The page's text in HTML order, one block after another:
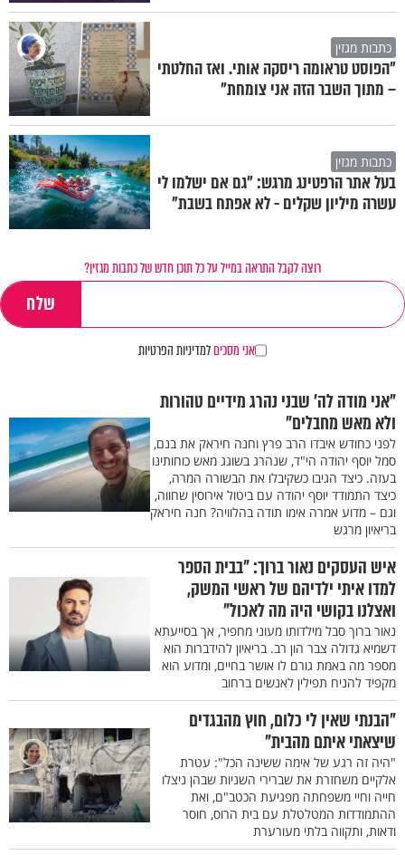
כתבות מגזין
"הפוסט טראומה ריסקה אותי. ואז החלטתי
– מתוך השבר הזה אני צומחת"
כתבות מגזין
בעל אתר הרפטינג מרגש: "גם אם ישלמו לי
עשרה מיליון שקלים - לא אפתח בשבת"
רוצה לקבל התראה במייל על כל תוכן חדש של כתבות מגזין?
אני מסכיםלמדיניות הפרטיות
"אני מודה לה' שבני נהרג מידיים טהורות
ולא מאש מחבלים"
לפני כחודש איבדו הרב פרץ וחנה חיראק את בנם,
סמל יוסף יהודה הי"ד, שנהרג בשוגג מאש כוחותינו
בעזה. כיצד הגיבו כשקיבלו את הבשורה המרה,
כיצד התמודד יוסף יהודה עם ביטול אירוסין שחווה,
וגם – מדוע אמרה אימו תודה בהלוויה? חנה חיראק
בריאיון מרגש
איש העסקים נאור ברוך: "בבית הספר
למדו איתי ילדיהם של ראשי המשק,
ואצלנו בקושי היה מה לאכול"
נאור ברוך סבל מילדותו מעוני מחפיר, אך בסייעתא
דשמיא גדולה צבר הון רב. בריאיון להידברות הוא
מספר מה באמת גורם לו אושר בחיים, ומדוע הוא
מקפיד להניח תפילין לאנשים ברחוב
"הבנתי שאין לי כלום, חוץ מהבגדים
שיצאתי איתם מהבית"
"היה זה רגע של אימה ששינה הכל": עטרת
אלקיים משחזרת את שברירי השניות שבהן ניצלו
חייה וחיי משפחתה מפגיעת הכטב"ם, ואת
ההתמודדות המטלטלת עם בית הרוס, חוסר
ודאות, ותקווה בלתי מעורערת